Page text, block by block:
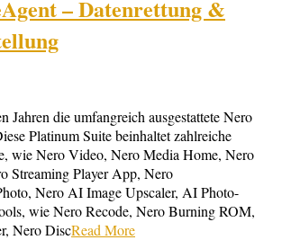
– Datenrettung &
Jahren die umfangreich ausgestattete Nero
Platinum Suite beinhaltet zahlreiche
wie Nero Video, Nero Media Home, Nero
Streaming Player App, Nero
Nero AI Image Upscaler, AI Photo-
wie Nero Recode, Nero Burning ROM,
Nero DiscRead More